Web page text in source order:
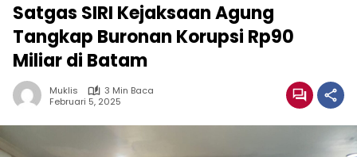
Satgas SIRI Kejaksaan Agung
Tangkap Buronan Korupsi Rp90
Miliar di Batam
Muklis
3 Min Baca
Februari 5, 2025